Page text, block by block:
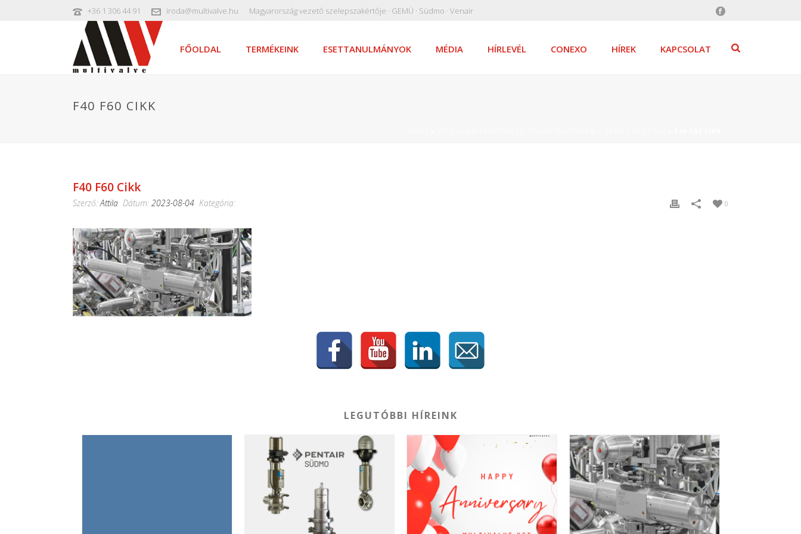
+36 1 306 44 91 iroda@multivalve.hu Magyarország vezető szelepszakértője · GEMÜ · Südmo · Venair
FŐOLDAL TERMÉKEINK ESETTANULMÁNYOK MÉDIA HÍRLEVÉL CONEXO HÍREK KAPCSOLAT
F40 F60 CIKK
F40 F60 Cikk
Szerző:Attila Dátum: 2023-08-04 Kategória: 0
LEGUTÓBBI HÍREINK